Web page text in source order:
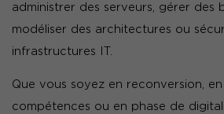
administrer des serveurs, gérer des
modéliser des architectures ou
infrastructures IT.
Que vous soyez en reconversion,
compétences ou en phase de